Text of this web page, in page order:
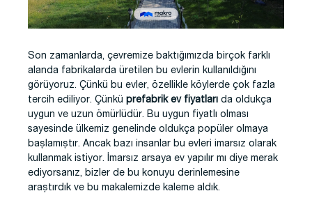
Son zamanlarda, çevremize baktığımızda birçok farklı
alanda fabrikalarda üretilen bu evlerin kullanıldığını
görüyoruz. Çünkü bu evler, özellikle köylerde çok fazla
tercih ediliyor. Çünkü prefabrik ev fiyatları da oldukça
uygun ve uzun ömürlüdür. Bu uygun fiyatlı olması
sayesinde ülkemiz genelinde oldukça popüler olmaya
başlamıştır. Ancak bazı insanlar bu evleri imarsız olarak
kullanmak istiyor. İmarsız arsaya ev yapılır mı diye merak
ediyorsanız, bizler de bu konuyu derinlemesine
araştırdık ve bu makalemizde kaleme aldık.